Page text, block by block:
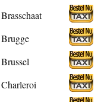
Brasschaat
Brugge
Brussel
Charleroi